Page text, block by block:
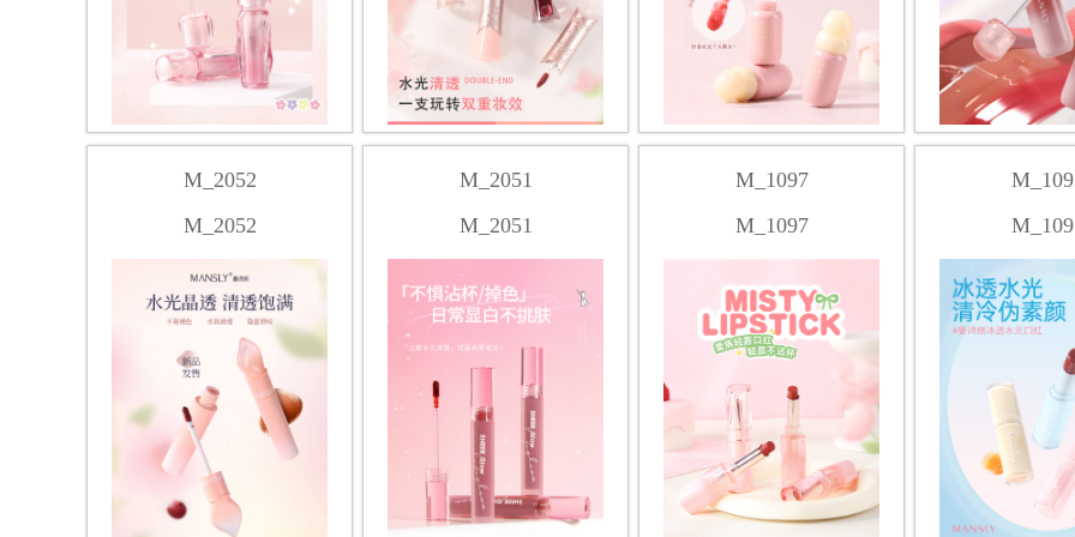
M_2052
M_2052
M_2051
M_2051
M_1097
M_1097